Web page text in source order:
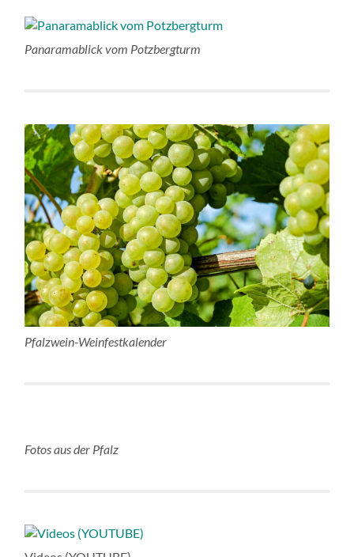
Panaramablick vom Potzbergturm
Pfalzwein-Weinfestkalender
Fotos aus der Pfalz